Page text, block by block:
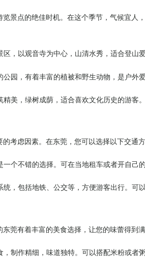
景点的绝佳时机。在这个季节，气候宜人
，以观音寺为中心，山清水秀，适合登山爱
园，有着丰富的植被和野生动物，是户外爱
美，绿树成荫，适合喜欢文化历史的游客。
考虑因素。在东莞，您可以选择以下交通方
个不错的选择。可在当地租车或者开自己的
，包括地铁、公交等，方便游客出行。可
莞有着丰富的美食选择，让您的味蕾得到满
制作精细，味道独特。可以搭配米粉或者粥